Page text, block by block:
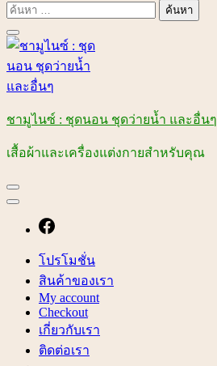
ค้นหา
สำหรับ:
ชามูไนซ์ : ชุดนอน ชุดว่ายน้ำ และอื่นๆ
เสื้อผ้าและเครื่องแต่งกายสำหรับคุณ
โปรโมชั่น
สินค้าของเรา
My account
Checkout
เกี่ยวกับเรา
ติดต่อเรา